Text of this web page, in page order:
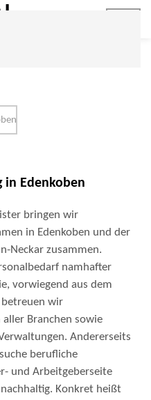
in Edenkoben
bringen wir
in Edenkoben und der
Neckar zusammen.
namhafter
vorwiegend aus dem
wir
Branchen sowie
Andererseits
berufliche
und Arbeitgeberseite
Konkret heißt